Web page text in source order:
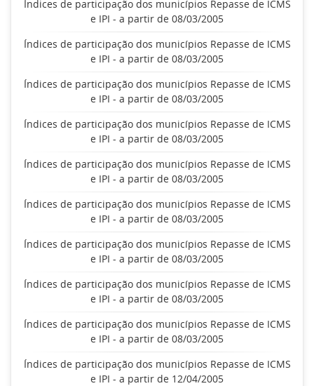
Índices de participação dos municípios Repasse de ICMS
e IPI - a partir de 08/03/2005
Índices de participação dos municípios Repasse de ICMS
e IPI - a partir de 08/03/2005
Índices de participação dos municípios Repasse de ICMS
e IPI - a partir de 08/03/2005
Índices de participação dos municípios Repasse de ICMS
e IPI - a partir de 08/03/2005
Índices de participação dos municípios Repasse de ICMS
e IPI - a partir de 08/03/2005
Índices de participação dos municípios Repasse de ICMS
e IPI - a partir de 08/03/2005
Índices de participação dos municípios Repasse de ICMS
e IPI - a partir de 08/03/2005
Índices de participação dos municípios Repasse de ICMS
e IPI - a partir de 08/03/2005
Índices de participação dos municípios Repasse de ICMS
e IPI - a partir de 08/03/2005
Índices de participação dos municípios Repasse de ICMS
e IPI - a partir de 12/04/2005